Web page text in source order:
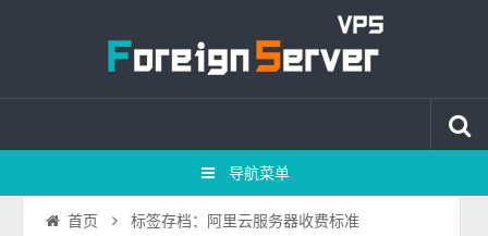
导航菜单
首页 标签存档：阿里云服务器收费标准